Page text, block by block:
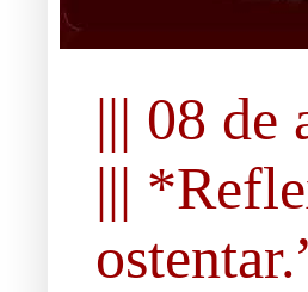
||| 08 de
|||